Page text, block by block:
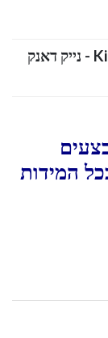
NIKE DUNK LOW - נייק דאנק
המידות